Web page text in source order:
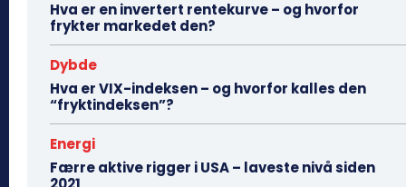
Hva er en invertert rentekurve – og hvorfor
frykter markedet den?
Dybde
Hva er VIX-indeksen – og hvorfor kalles den
“fryktindeksen”?
Energi
Færre aktive rigger i USA – laveste nivå siden